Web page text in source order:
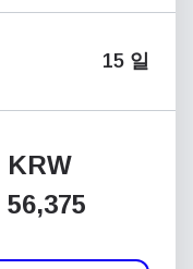
15 일
KRW
56,375